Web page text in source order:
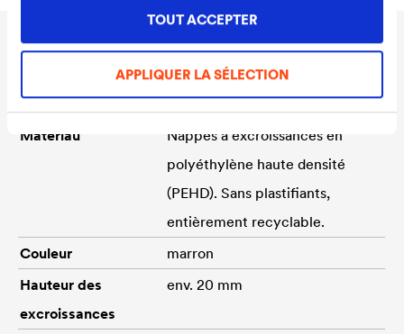
TOUT ACCEPTER
APPLIQUER LA SÉLECTION
Données techniques
Matériau
Nappes à excroissances en
polyéthylène haute densité
(PEHD). Sans plastifiants,
entièrement recyclable.
Couleur
marron
Hauteur des
excroissances
env. 20 mm